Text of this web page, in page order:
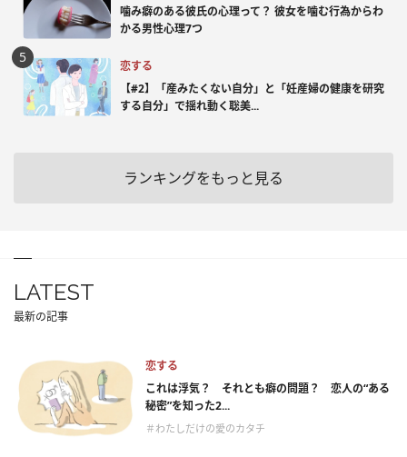
噛み癖のある彼氏の心理って？ 彼女を噛む行為からわ
かる男性心理7つ
恋する
【#2】「産みたくない自分」と「妊産婦の健康を研究
する自分」で揺れ動く聡美...
ランキングをもっと見る
LATEST
最新の記事
恋する
これは浮気？ それとも癖の問題？ 恋人の“ある
秘密”を知った2...
＃わたしだけの愛のカタチ